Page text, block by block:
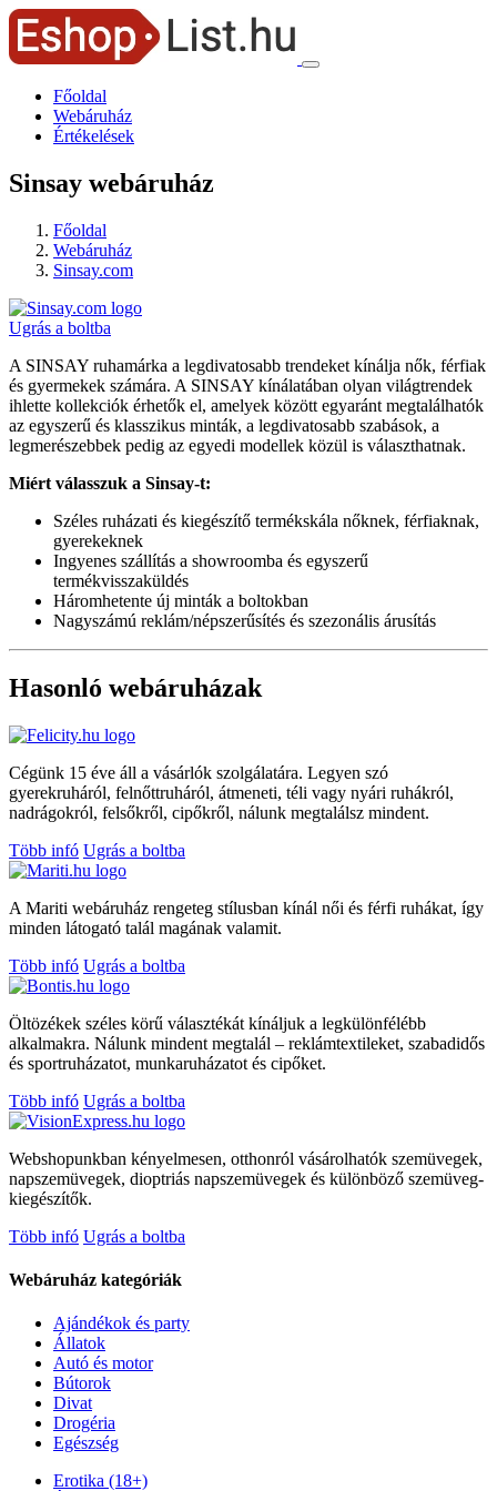
Főoldal
Webáruház
Értékelések
Sinsay webáruház
Főoldal
Webáruház
Sinsay.com
Ugrás a boltba
A SINSAY ruhamárka a legdivatosabb trendeket kínálja nők, férfiak
és gyermekek számára. A SINSAY kínálatában olyan világtrendek
ihlette kollekciók érhetők el, amelyek között egyaránt megtalálhatók
az egyszerű és klasszikus minták, a legdivatosabb szabások, a
legmerészebbek pedig az egyedi modellek közül is választhatnak.
Miért válasszuk a Sinsay-t:
Széles ruházati és kiegészítő termékskála nőknek, férfiaknak,
gyerekeknek
Ingyenes szállítás a showroomba és egyszerű
termékvisszaküldés
Háromhetente új minták a boltokban
Nagyszámú reklám/népszerűsítés és szezonális árusítás
Hasonló webáruházak
Cégünk 15 éve áll a vásárlók szolgálatára. Legyen szó
gyerekruháról, felnőttruháról, átmeneti, téli vagy nyári ruhákról,
nadrágokról, felsőkről, cipőkről, nálunk megtalálsz mindent.
Több infó Ugrás a boltba
A Mariti webáruház rengeteg stílusban kínál női és férfi ruhákat, így
minden látogató talál magának valamit.
Több infó Ugrás a boltba
Öltözékek széles körű választékát kínáljuk a legkülönfélébb
alkalmakra. Nálunk mindent megtalál – reklámtextileket, szabadidős
és sportruházatot, munkaruházatot és cipőket.
Több infó Ugrás a boltba
Webshopunkban kényelmesen, otthonról vásárolhatók szemüvegek,
napszemüvegek, dioptriás napszemüvegek és különböző szemüveg-
kiegészítők.
Több infó Ugrás a boltba
Webáruház kategóriák
Ajándékok és party
Állatok
Autó és motor
Bútorok
Divat
Drogéria
Egészség
Erotika (18+)